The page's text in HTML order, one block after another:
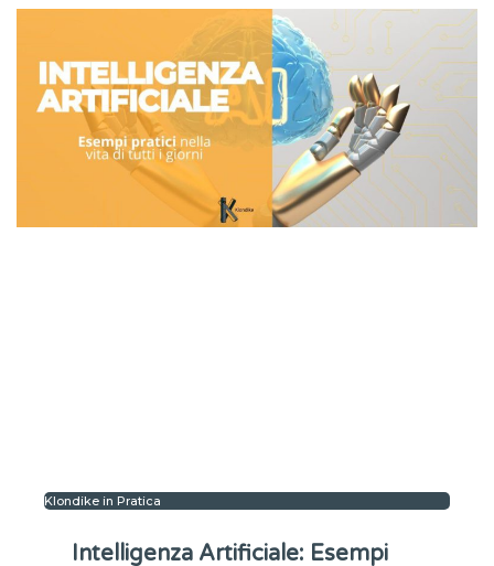
Klondike in Pratica
Intelligenza Artificiale: Esempi